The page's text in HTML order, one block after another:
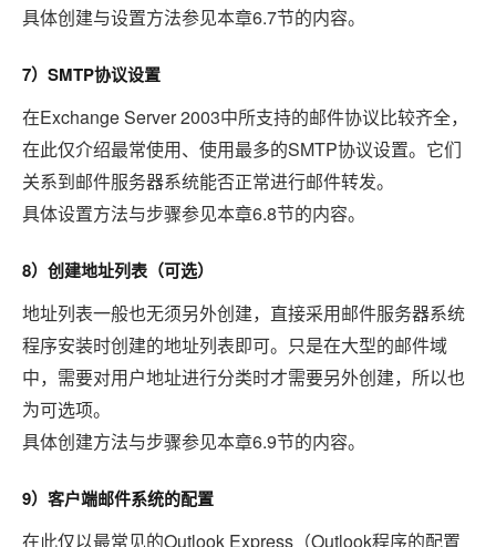
具体创建与设置方法参见本章6.7节的内容。
7） SMTP协议设置
在Exchange Server 2003中所支持的邮件协议比较齐全，
在此仅介绍最常使用、使用最多的SMTP协议设置。它们
关系到邮件服务器系统能否正常进行邮件转发。
具体设置方法与步骤参见本章6.8节的内容。
8）创建地址列表（可选）
地址列表一般也无须另外创建，直接采用邮件服务器系统
程序安装时创建的地址列表即可。只是在大型的邮件域
中，需要对用户地址进行分类时才需要另外创建，所以也
为可选项。
具体创建方法与步骤参见本章6.9节的内容。
9）客户端邮件系统的配置
在此仅以最常见的Outlook Express （Outlook程序的配置